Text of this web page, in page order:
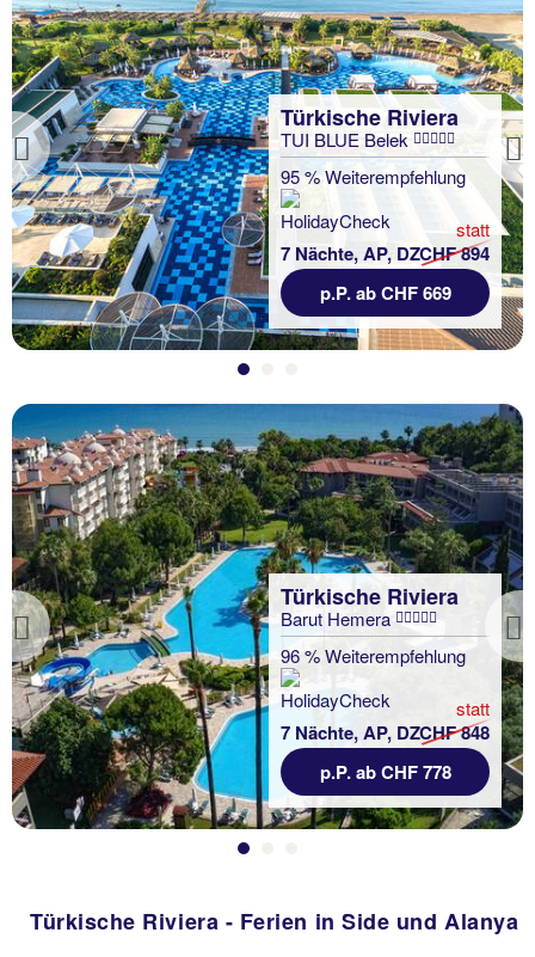
Previous
Türkische Riviera
TUI BLUE Belek
95 % Weiterempfehlung
7 Nächte, AP, DZ
statt
CHF 894
p.P. ab CHF 669
Previous
Türkische Riviera
Barut Hemera
96 % Weiterempfehlung
7 Nächte, AP, DZ
statt
CHF 848
p.P. ab CHF 778
Türkische Riviera - Ferien in Side und Alanya